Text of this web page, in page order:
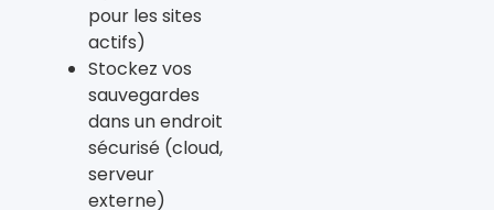
pour les sites
actifs)
Stockez vos
sauvegardes
dans un endroit
sécurisé (cloud,
serveur
externe)